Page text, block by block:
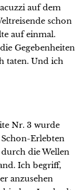
auf dem
schon
auf einmal.
Gegebenheiten
taten. Und ich
Nr. 3 wurde
Erlebten
durch die Wellen
Ich begriff,
anzusehen